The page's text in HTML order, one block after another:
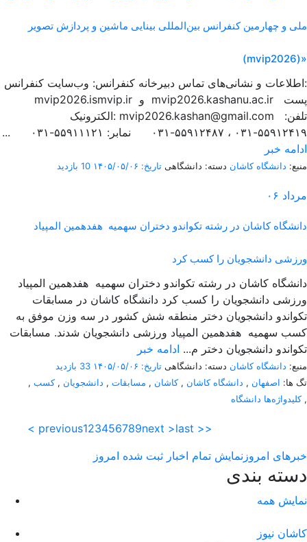
ملی و چهارمین کنفرانس بین‌المللی بینایی ماشین و پردازش تصویر
(mvip2026)»
اطلاعات و نشانی‌های تماس دبیرخانه کنفرانس: وب‌سایت کنفرانس:
mvip2026.ismvip.ir و mvip2026.kashanu.ac.ir پست
الکترونیک: mvip2026.kashan@gmail.com تلفن:
۵۵۹۱۲۴۱۹-۰۳۱ ، ۵۵۹۱۲۴۸۷-۰۳۱ نمابر: ۵۵۹۱۱۱۲۱-۰۳۱ ...
ادامه خبر
منبع: دانشگاه کاشان دسته: دانشگاهی تاریخ: ۱۴۰۵/۰۵/۰۶ 10 بازدید
۰۶ مرداد
دانشگاه کاشان در رشته تکواندو دختران سهمیه هفدهمین المپیاد
ورزشی دانشجویان را کسب کرد
دانشگاه کاشان در رشته تکواندو دختران سهمیه هفدهمین المپیاد
ورزشی دانشجویان را کسب کرد دانشگاه کاشان در مسابقات
تکواندو دانشجویان دختر منطقه شش کشور در سه وزن موفق به
کسب سهمیه هفدهمین المپیاد ورزشی دانشجویان شدند. مسابقات
تکواندو دانشجویان دختر م... ادامه خبر
منبع: دانشگاه کاشان دسته: دانشگاهی تاریخ: ۱۴۰۵/۰۵/۰۶
33 بازدید
تگ ها: اصفهان , دانشگاه کاشان ,کاشان , مسابقات , دانشجویان ,کسب ,
کلیدواژه‌ها دانشگاه,
< previous123456789next >last >>
خبرهای امروز نمایش تمام اخبار ثبت شده امروز
دسته بندی
نمایش همه
کاشان نیوز